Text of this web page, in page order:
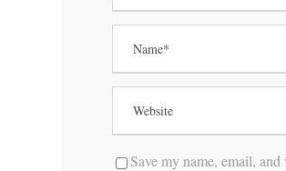
Save my name, email,